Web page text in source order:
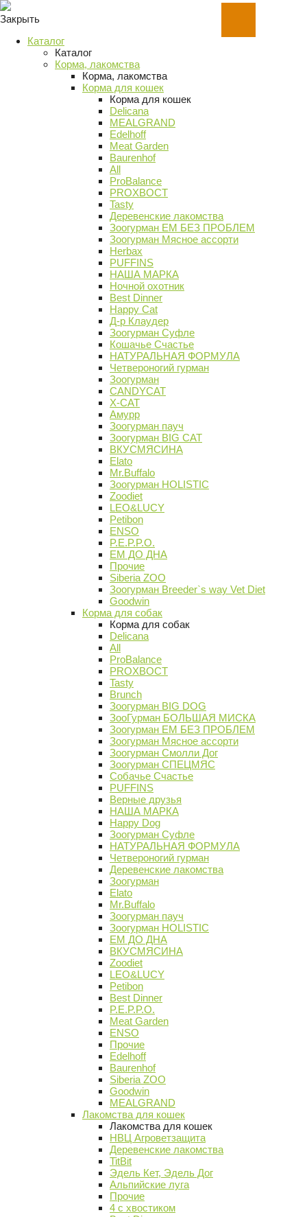
Закрыть
Каталог
Каталог
Корма, лакомства
Корма, лакомства
Корма для кошек
Корма для кошек
Delicana
MEALGRAND
Edelhoff
Meat Garden
Baurenhof
All
ProBalance
PROХВОСТ
Tasty
Деревенские лакомства
Зоогурман ЕМ БЕЗ ПРОБЛЕМ
Зоогурман Мясное ассорти
Herbax
PUFFINS
НАША МАРКА
Ночной охотник
Best Dinner
Happy Cat
Д-р Клаудер
Зоогурман Суфле
Кошачье Счастье
НАТУРАЛЬНАЯ ФОРМУЛА
Четвероногий гурман
Зоогурман
CANDYCAT
X-CAT
Амурр
Зоогурман пауч
Зоогурман BIG CAT
ВКУСМЯСИНА
Elato
Mr.Buffalo
Зоогурман HOLISTIC
Zoodiet
LEO&LUCY
Petibon
ENSO
P.E.P.P.O.
ЕМ ДО ДНА
Прочие
Siberia ZOO
Зоогурман Breeder`s way Vet Diet
Goodwin
Корма для собак
Корма для собак
Delicana
All
ProBalance
PROХВОСТ
Tasty
Brunch
Зоогурман BIG DOG
ЗооГурман БОЛЬШАЯ МИСКА
Зоогурман ЕМ БЕЗ ПРОБЛЕМ
Зоогурман Мясное ассорти
Зоогурман Смолли Дог
Зоогурман СПЕЦМЯС
Собачье Счастье
PUFFINS
Верные друзья
НАША МАРКА
Happy Dog
Зоогурман Суфле
НАТУРАЛЬНАЯ ФОРМУЛА
Четвероногий гурман
Деревенские лакомства
Зоогурман
Elato
Mr.Buffalo
Зоогурман пауч
Зоогурман HOLISTIC
ЕМ ДО ДНА
ВКУСМЯСИНА
Zoodiet
LEO&LUCY
Petibon
Best Dinner
P.E.P.P.O.
Meat Garden
ENSO
Прочие
Edelhoff
Baurenhof
Siberia ZOO
Goodwin
MEALGRAND
Лакомства для кошек
Лакомства для кошек
НВЦ Агроветзащита
Деревенские лакомства
TitBit
Эдель Кет, Эдель Дог
Альпийские луга
Прочие
4 с хвостиком